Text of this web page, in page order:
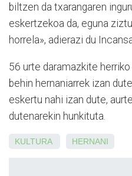
biltzen da txarangaren
eskertzekoa da, eguna
horrela», adierazi du
56 urte daramazkite
behin hernaniarrek izan
eskertu na­hi izan dute,
dutenarekin hunkituta.
KULTURA HERNANI